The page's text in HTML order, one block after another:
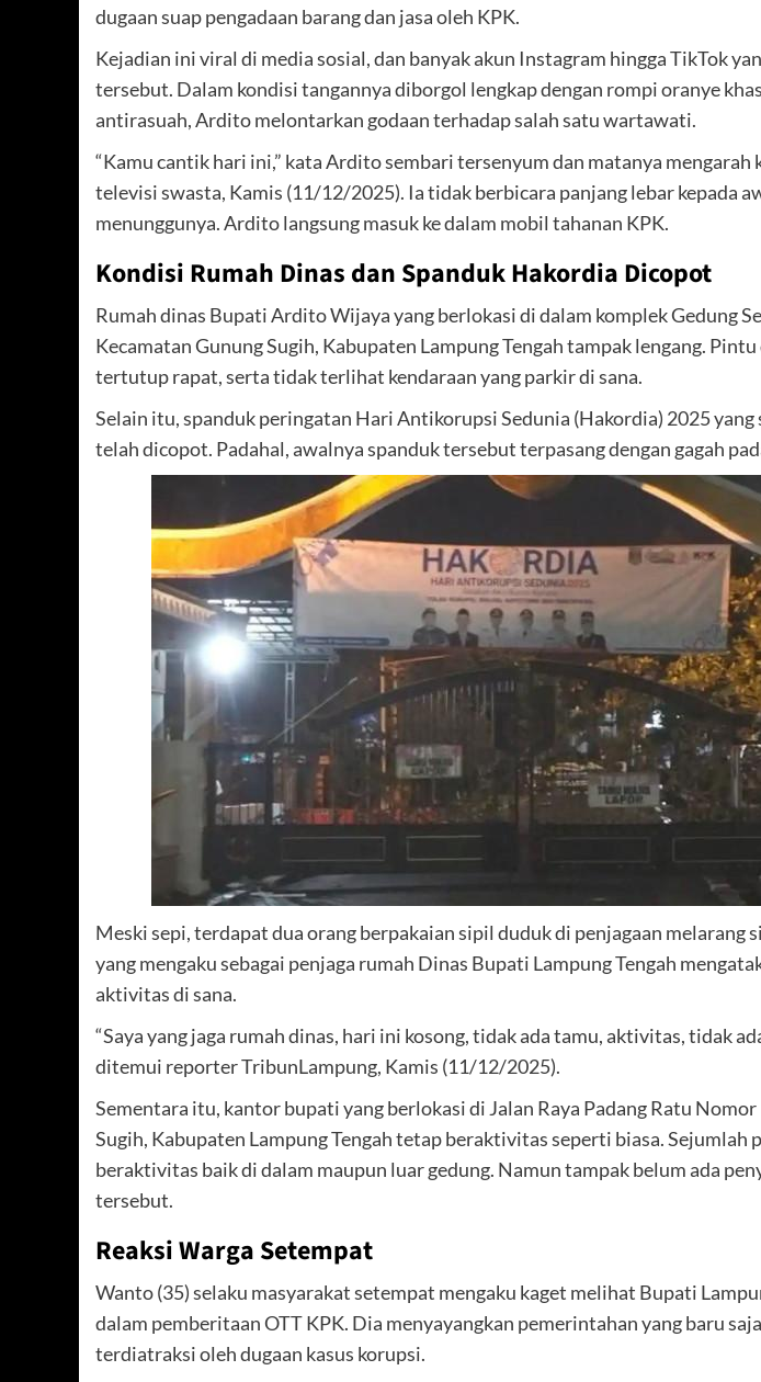
dugaan suap pengadaan barang dan jasa oleh KPK.
Kejadian ini viral di media sosial, dan banyak akun Instagram hingga TikTok
tersebut. Dalam kondisi tangannya diborgol lengkap dengan rompi oranye
antirasuah, Ardito melontarkan godaan terhadap salah satu wartawati.
“Kamu cantik hari ini,” kata Ardito sembari tersenyum dan matanya mengarah
televisi swasta, Kamis (11/12/2025). Ia tidak berbicara panjang lebar kepada
menunggunya. Ardito langsung masuk ke dalam mobil tahanan KPK.
Kondisi Rumah Dinas dan Spanduk Hakordia Dicopot
Rumah dinas Bupati Ardito Wijaya yang berlokasi di dalam komplek Gedung
Kecamatan Gunung Sugih, Kabupaten Lampung Tengah tampak lengang.
tertutup rapat, serta tidak terlihat kendaraan yang parkir di sana.
Selain itu, spanduk peringatan Hari Antikorupsi Sedunia (Hakordia) 2025
telah dicopot. Padahal, awalnya spanduk tersebut terpasang dengan gagah
Meski sepi, terdapat dua orang berpakaian sipil duduk di penjagaan melarang
yang mengaku sebagai penjaga rumah Dinas Bupati Lampung Tengah
aktivitas di sana.
“Saya yang jaga rumah dinas, hari ini kosong, tidak ada tamu, aktivitas, tidak
ditemui reporter TribunLampung, Kamis (11/12/2025).
Sementara itu, kantor bupati yang berlokasi di Jalan Raya Padang Ratu
Sugih, Kabupaten Lampung Tengah tetap beraktivitas seperti biasa. Sejumlah
beraktivitas baik di dalam maupun luar gedung. Namun tampak belum ada
tersebut.
Reaksi Warga Setempat
Wanto (35) selaku masyarakat setempat mengaku kaget melihat Bupati
dalam pemberitaan OTT KPK. Dia menyayangkan pemerintahan yang baru
terdiatraksi oleh dugaan kasus korupsi.